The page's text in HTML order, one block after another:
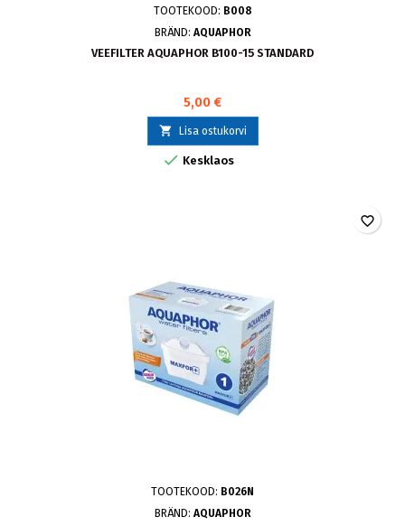
TOOTEKOOD: B008
BRÄND: AQUAPHOR
VEEFILTER AQUAPHOR B100-15 STANDARD
5,00 €
 Lisa ostukorvi
 Kesklaos
TOOTEKOOD: B026N
BRÄND: AQUAPHOR
favorite_border